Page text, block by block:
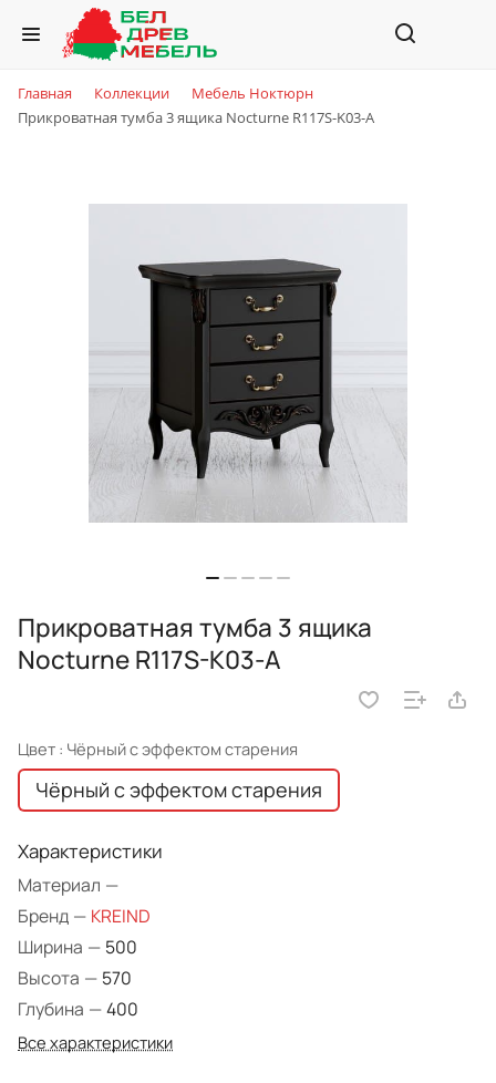
Главная Коллекции
Мебель Ноктюрн
Прикроватная тумба 3 ящика Nocturne R117S-K03-A
Прикроватная тумба 3 ящика
Nocturne R117S-K03-A
Цвет : Чёрный с эффектом старения
Чёрный с эффектом старения
Характеристики
Материал —
Бренд — KREIND
Ширина — 500
Высота — 570
Глубина —400
Все характеристики